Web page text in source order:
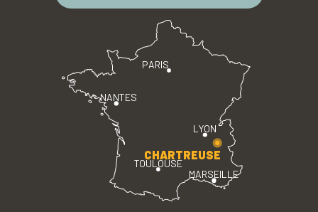
PARIS
LYON
TOULOUSE
MARSEILLE
NANTES
CHARTREUSE